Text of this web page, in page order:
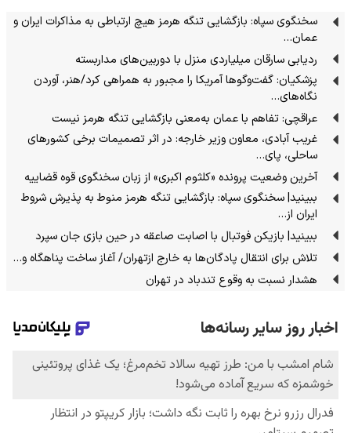
سخنگوی سپاه: بازگشایی تنگه هرمز هیچ ارتباطی به مذاکرات ایران و
عمان…
ردیابی سارقان میلیاردی منزل با دوربین‌های مداربسته
پزشکیان: گفت‌وگوها آمریکا را مجبور به همراهی کرد/هنر، آوردن
نگاه‌های…
عراقچی: تفاهم با عمان به‌معنی بازگشایی تنگه هرمز نیست
غریب آبادی، معاون وزیر خارجه: در اثر تصمیمات برخی کشورهای
ساحلی، پای…
آخرین وضعیت پرونده «کلثوم اکبری» از زبان سخنگوی قوه قضاییه
ببینید| سخنگوی سپاه: بازگشایی تنگه هرمز منوط به پذیرش شروط
ایران از…
ببینید| بازیکن فوتبال با اصابت صاعقه در حین بازی جان سپرد
تلاش برای انتقال پادگان‌ها به خارج ازتهران/ آغاز ساخت پناهگاه و…
هشدار نسبت به وقوع تندباد در تهران